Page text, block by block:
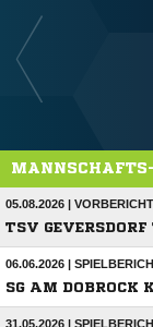
05.08.2026 | VORBERICHT
TSV
06.06.2026 |
SG AM DOBROCK
31.05.2026 |